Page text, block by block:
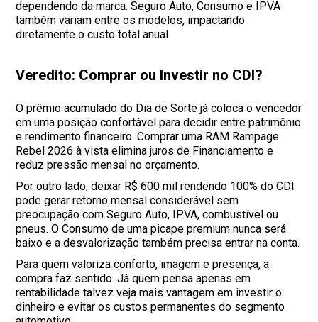
dependendo da marca. Seguro Auto, Consumo e IPVA
também variam entre os modelos, impactando
diretamente o custo total anual.
Veredito: Comprar ou Investir no CDI?
O prêmio acumulado do Dia de Sorte já coloca o vencedor
em uma posição confortável para decidir entre patrimônio
e rendimento financeiro. Comprar uma RAM Rampage
Rebel 2026 à vista elimina juros de Financiamento e
reduz pressão mensal no orçamento.
Por outro lado, deixar R$ 600 mil rendendo 100% do CDI
pode gerar retorno mensal considerável sem
preocupação com Seguro Auto, IPVA, combustível ou
pneus. O Consumo de uma picape premium nunca será
baixo e a desvalorização também precisa entrar na conta.
Para quem valoriza conforto, imagem e presença, a
compra faz sentido. Já quem pensa apenas em
rentabilidade talvez veja mais vantagem em investir o
dinheiro e evitar os custos permanentes do segmento